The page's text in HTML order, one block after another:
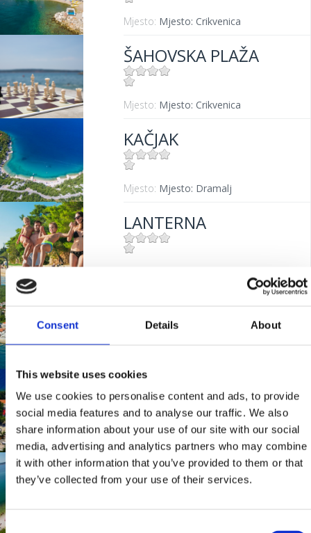
Consent Details About
This website uses cookies
We use cookies to personalise content and ads, to provide
social media features and to analyse our traffic. We also
share information about your use of our site with our social
media, advertising and analytics partners who may combine
it with other information that you’ve provided to them or that
they’ve collected from your use of their services.
Consent
Mjesto: Mjesto: Crikvenica
ŠAHOVSKA PLAŽA
Mjesto: Mjesto: Crikvenica
KAČJAK
Mjesto: Mjesto: Dramalj
LANTERNA
"KATARINA"
Mjesto:
UVALA SLANA
Mjesto:Mjesto: Selce
INTERNATIONAL